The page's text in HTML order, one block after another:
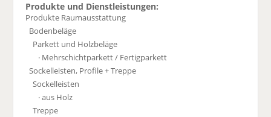
Produkte und Dienstleistungen:
Produkte Raumausstattung
Bodenbeläge
Parkett und Holzbeläge
· Mehrschichtparkett / Fertigparkett
Sockelleisten, Profile + Treppe
Sockelleisten
· aus Holz
Treppe